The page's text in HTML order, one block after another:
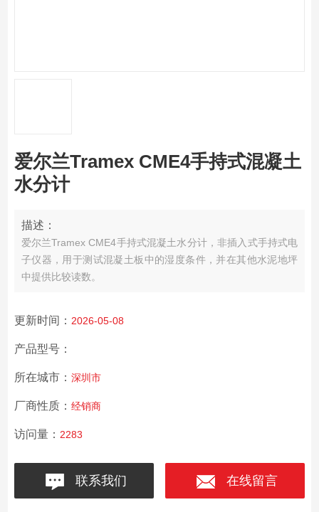
爱尔兰Tramex CME4手持式混凝土
水分计
描述：
爱尔兰Tramex CME4手持式混凝土水分计，非插入式手持式电
子仪器，用于测试混凝土板中的湿度条件，并在其他水泥地坪
中提供比较读数。
更新时间： 2026-05-08
产品型号：
所在城市： 深圳市
厂商性质： 经销商
访问量： 2283
联系我们 在线留言